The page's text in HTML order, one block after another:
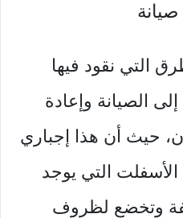
التي نقود فيها
الصيانة وإعادة
حيث أن هذا إجباري
التي يوجد
وتخضع لظروف